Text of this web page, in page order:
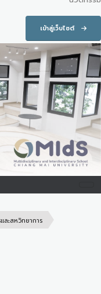
เข้าสู่เว็บไซต์
ละสหวิทยาการ